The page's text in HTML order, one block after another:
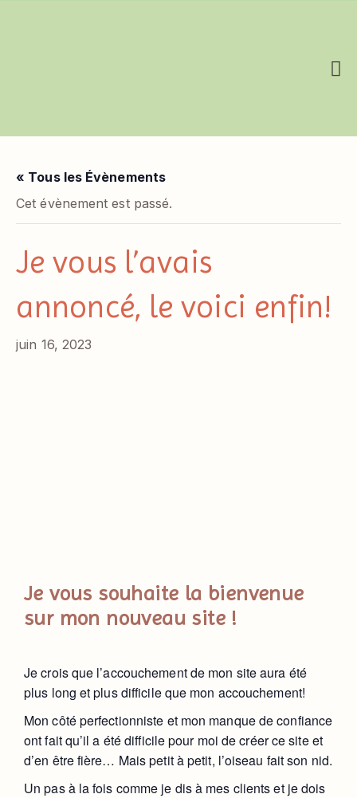
« Tous les Évènements
Cet évènement est passé.
Je vous l’avais
annoncé, le voici enfin!
juin 16, 2023
Je vous souhaite la bienvenue
sur mon nouveau site !
Je crois que l’accouchement de mon site aura été
plus long et plus difficile que mon accouchement!
Mon côté perfectionniste et mon manque de confiance
ont fait qu’il a été difficile pour moi de créer ce site et
d’en être fière… Mais petit à petit, l’oiseau fait son nid.
Un pas à la fois comme je dis à mes clients et je dois